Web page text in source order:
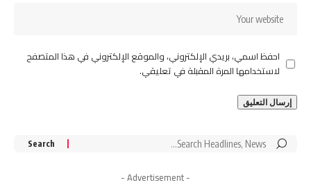
احفظ اسمي، بريدي الإلكتروني، والموقع الإلكتروني في هذا المتصفح
لاستخدامها المرة المقبلة في تعليقي.
Search
- Advertisement -